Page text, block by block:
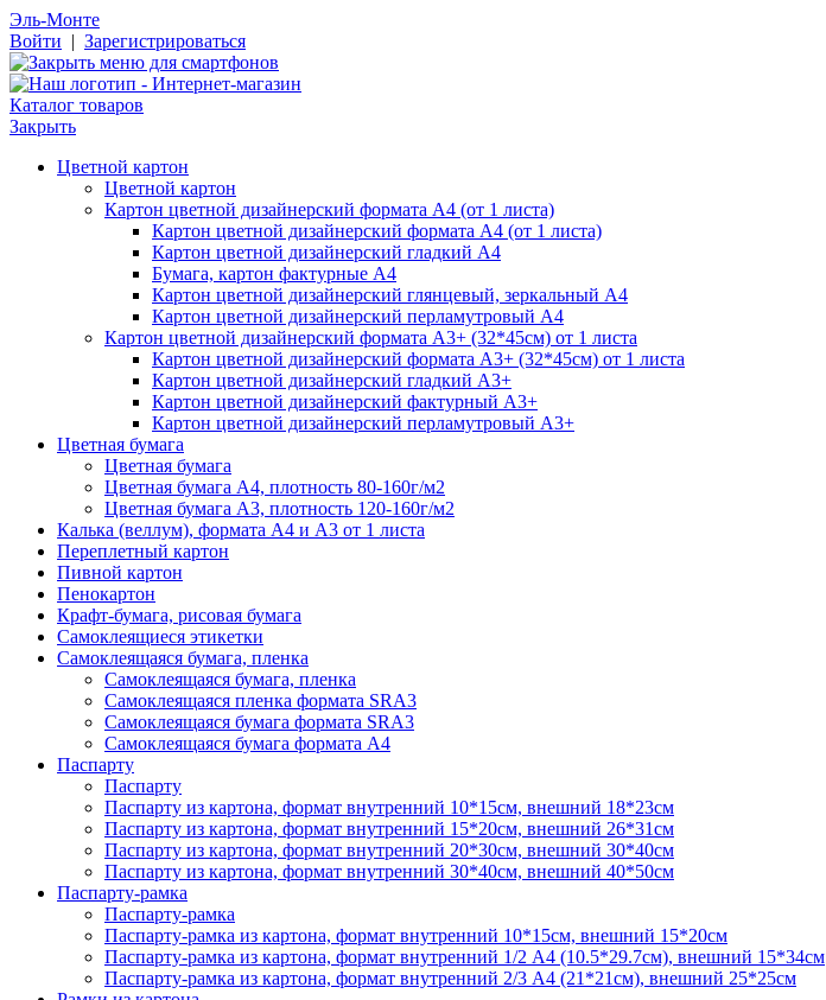
Эль-Монте
Войти | Зарегистрироваться
Каталог товаров
Закрыть
Цветной картон
Цветной картон
Картон цветной дизайнерский формата А4 (от 1 листа)
Картон цветной дизайнерский формата А4 (от 1 листа)
Картон цветной дизайнерский гладкий А4
Бумага, картон фактурные А4
Картон цветной дизайнерский глянцевый, зеркальный А4
Картон цветной дизайнерский перламутровый А4
Картон цветной дизайнерский формата А3+ (32*45см) от 1 листа
Картон цветной дизайнерский формата А3+ (32*45см) от 1 листа
Картон цветной дизайнерский гладкий А3+
Картон цветной дизайнерский фактурный А3+
Картон цветной дизайнерский перламутровый А3+
Цветная бумага
Цветная бумага
Цветная бумага А4, плотность 80-160г/м2
Цветная бумага А3, плотность 120-160г/м2
Калька (веллум), формата А4 и А3 от 1 листа
Переплетный картон
Пивной картон
Пенокартон
Крафт-бумага, рисовая бумага
Самоклеящиеся этикетки
Самоклеящаяся бумага, пленка
Самоклеящаяся бумага, пленка
Самоклеящаяся пленка формата SRА3
Самоклеящаяся бумага формата SRА3
Самоклеящаяся бумага формата А4
Паспарту
Паспарту
Паспарту из картона, формат внутренний 10*15см, внешний 18*23см
Паспарту из картона, формат внутренний 15*20см, внешний 26*31см
Паспарту из картона, формат внутренний 20*30см, внешний 30*40см
Паспарту из картона, формат внутренний 30*40см, внешний 40*50см
Паспарту-рамка
Паспарту-рамка
Паспарту-рамка из картона, формат внутренний 10*15см, внешний 15*20см
Паспарту-рамка из картона, формат внутренний 1/2 А4 (10.5*29.7см), внешний 15*34см
Паспарту-рамка из картона, формат внутренний 2/3 А4 (21*21см), внешний 25*25см